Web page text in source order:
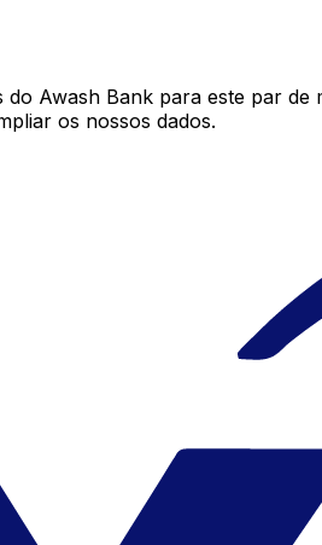
do Awash Bank para este par
os nossos dados.